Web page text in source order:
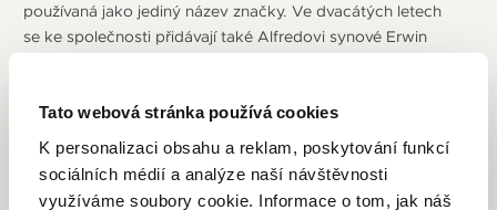
Tato webová stránka používá cookies
K personalizaci obsahu a reklam, poskytování funkcí
sociálních médií a analýze naší návštěvnosti
využíváme soubory cookie. Informace o tom, jak náš
používaná jako jediný název značky. Ve dvacátých letech
se ke společnosti přidávají také Alfredovi synové Erwin
se o automatické hodinky extrémně odolné proti nárazu
(strojek je "zavěšený" uvnitř vysoce zpevněného pláště)
a voděodolné až do 20 barů (200 metrů), díky inovativní
kombinaci těsnění a materiálů. Nastavuje tak nové standardy